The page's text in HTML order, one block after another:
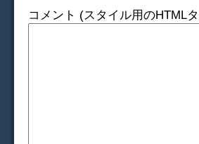
コメント (スタイル用のHTML